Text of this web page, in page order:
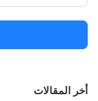
أخر المقالات